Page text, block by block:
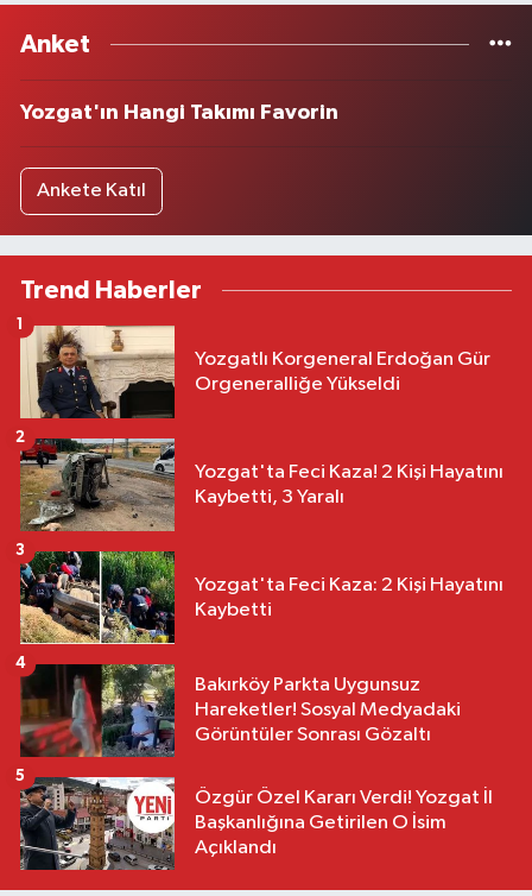
Anket
Yozgat'ın Hangi Takımı Favorin
Ankete Katıl
Trend Haberler
Yozgatlı Korgeneral Erdoğan Gür
Orgeneralliğe Yükseldi
1
Yozgat'ta Feci Kaza! 2 Kişi Hayatını
Kaybetti, 3 Yaralı
2
Yozgat'ta Feci Kaza: 2 Kişi Hayatını
Kaybetti
3
Bakırköy Parkta Uygunsuz
Hareketler! Sosyal Medyadaki
Görüntüler Sonrası Gözaltı
4
Özgür Özel Kararı Verdi! Yozgat İl
Başkanlığına Getirilen O İsim
Açıklandı
5